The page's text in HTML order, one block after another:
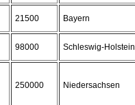
21500 Bayern
98000 Schleswig-Holstein
250000 Niedersachsen